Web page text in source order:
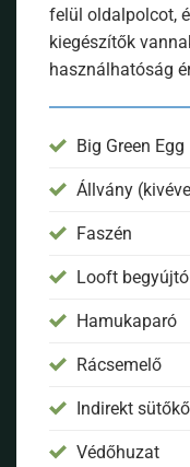
felül oldalpolcot,
kiegészítők
használhatóság
Big Green Egg
Állvány
Faszén
Looft begyújtó
Hamukaparó
Rácsemelő
Indirekt sütőkő
Védőhuzat